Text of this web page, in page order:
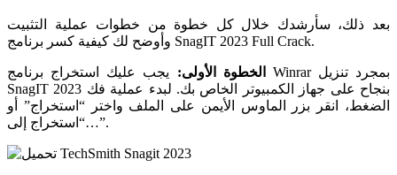
بعد ذلك، سأرشدك خلال كل خطوة من خطوات عملية التثبيت
وأوضح لك كيفية كسر برنامج SnagIT 2023 Full Crack.
الخطوة الأولى: يجب عليك استخراج برنامج Winrar بمجرد تنزيل
SnagIT 2023 بنجاح على جهاز الكمبيوتر الخاص بك. لبدء عملية فك
الضغط، انقر بزر الماوس الأيمن على الملف واختر “استخراج” أو
“استخراج إلى…”.